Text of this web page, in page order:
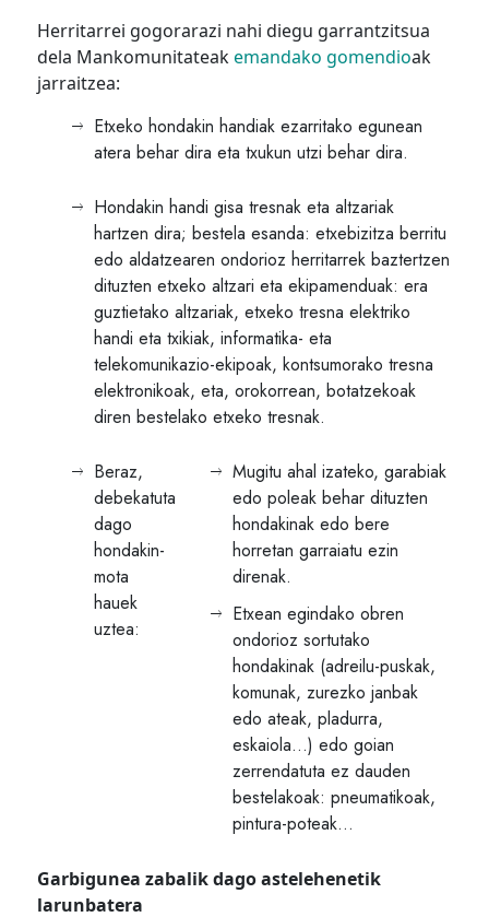
Herritarrei gogorarazi nahi diegu garrantzitsua
dela Mankomunitateakemandako gomendioak
jarraitzea:
Etxeko hondakin handiak ezarritako egunean
atera behar dira eta txukun utzi behar dira.
Hondakin handi gisa tresnak eta altzariak
hartzen dira; bestela esanda: etxebizitza berritu
edo aldatzearen ondorioz herritarrek baztertzen
dituzten etxeko altzari eta ekipamenduak: era
guztietako altzariak, etxeko tresna elektriko
handi eta txikiak, informatika- eta
telekomunikazio-ekipoak, kontsumorako tresna
elektronikoak, eta, orokorrean, botatzekoak
diren bestelako etxeko tresnak.
Beraz,
debekatuta
dago
hondakin-
mota
hauek
uztea:
Mugitu ahal izateko, garabiak
edo poleak behar dituzten
hondakinak edo bere
horretan garraiatu ezin
direnak.
Etxean egindako obren
ondorioz sortutako
hondakinak (adreilu-puskak,
komunak, zurezko janbak
edo ateak, pladurra,
eskaiola…) edo goian
zerrendatuta ez dauden
bestelakoak: pneumatikoak,
pintura-poteak…
Garbigunea zabalik dago astelehenetik
larunbatera